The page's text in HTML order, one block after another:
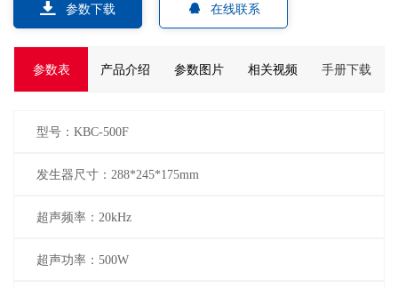
参数下载 在线联系
参数表 产品介绍 参数图片 相关视频 手册下载
型号：KBC-500F
发生器尺寸：288*245*175mm
超声频率：20kHz
超声功率：500W